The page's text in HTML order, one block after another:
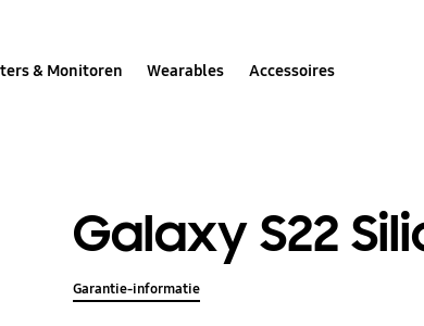
& Monitoren Wearables Accessoires
Galaxy S22
Garantie-informatie